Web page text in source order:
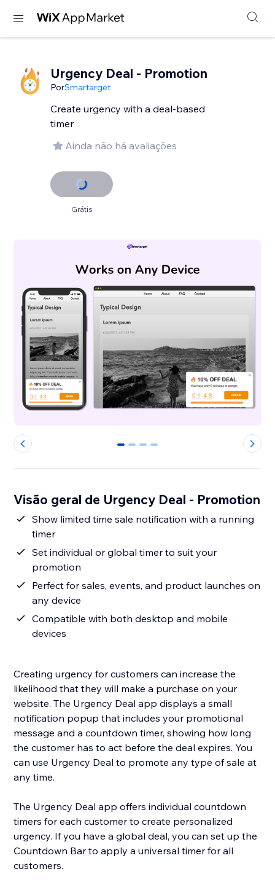
Urgency Deal - Promotion
PorSmartarget
Create urgency with a deal-based
timer
Ainda não há avaliações
Grátis
0 1 2 3
Visão geral de Urgency Deal - Promotion
Show limited time sale notification with a running
timer
Set individual or global timer to suit your
promotion
Perfect for sales, events, and product launches on
any device
Compatible with both desktop and mobile
devices
Creating urgency for customers can increase the
likelihood that they will make a purchase on your
website. The Urgency Deal app displays a small
notification popup that includes your promotional
message and a countdown timer, showing how long
the customer has to act before the deal expires. You
can use Urgency Deal to promote any type of sale at
any time.
The Urgency Deal app offers individual countdown
timers for each customer to create personalized
urgency. If you have a global deal, you can set up the
Countdown Bar to apply a universal timer for all
customers.